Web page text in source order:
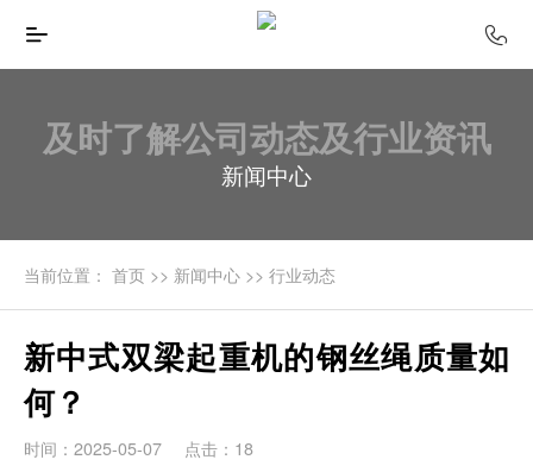
及时了解公司动态及行业资讯
新闻中心
当前位置： 首页>> 新闻中心>> 行业动态
新中式双梁起重机的钢丝绳质量如
何？
时间：2025-05-07 点击：18